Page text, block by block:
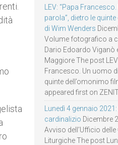
LEV: “Papa
parola”, dietro le
di Wim Wenders
Volume fotografico a
Dario Edoardo Viganò
Maggiore The post
Francesco. Un uomo
quinte dell’omonimo
appeared first on
Lunedì 4 gennaio
cardinalizio Dicembre
Avviso dell’Ufficio
Liturgiche The post